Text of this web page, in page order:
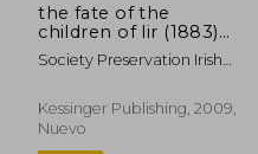
the fate of the
children of lir (1883)
(en Inglés)
Society Preservation Irish
Kessinger Publishing, 2009,
Nuevo